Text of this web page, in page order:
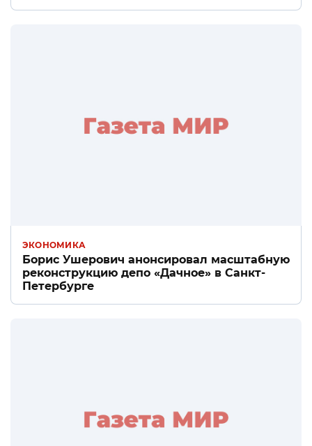
ЭКОНОМИКА
Борис Ушерович анонсировал масштабную
реконструкцию депо «Дачное» в Санкт-
Петербурге